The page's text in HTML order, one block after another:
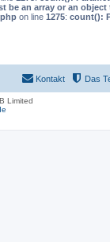
be an array or an
on line 1275: count():
Das
Kontakt
Limited